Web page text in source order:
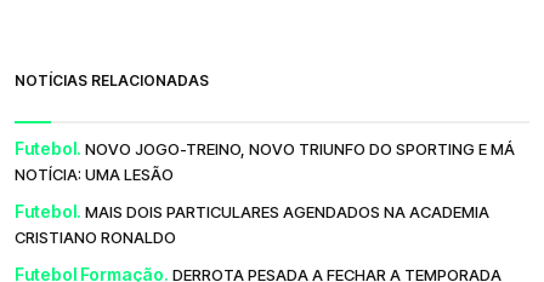
NOTÍCIAS RELACIONADAS
Futebol. NOVO JOGO-TREINO, NOVO TRIUNFO DO SPORTING E MÁ
NOTÍCIA: UMA LESÃO
Futebol. MAIS DOIS PARTICULARES AGENDADOS NA ACADEMIA
CRISTIANO RONALDO
Futebol Formação. DERROTA PESADA A FECHAR A TEMPORADA